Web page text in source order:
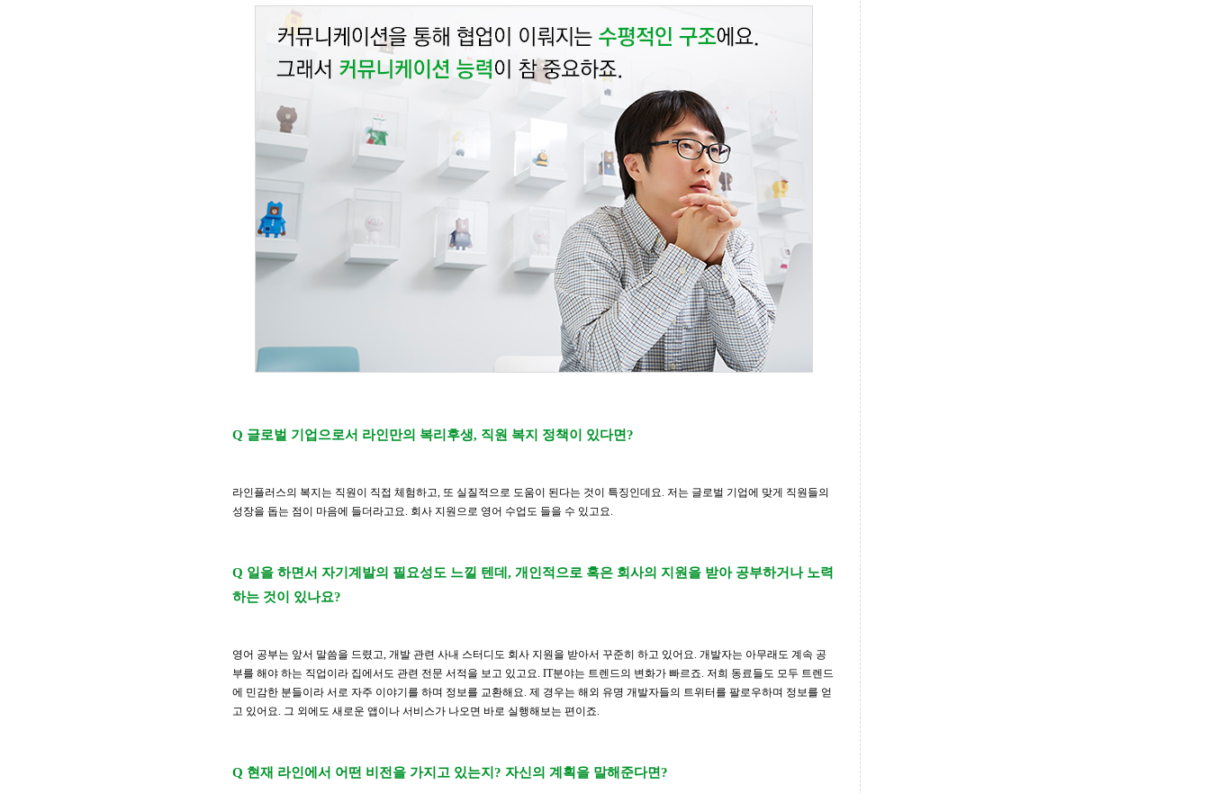
Q 글로벌 기업으로서 라인만의 복리후생, 직원 복지 정책이 있다면?
라인플러스의 복지는 직원이 직접 체험하고, 또 실질적으로 도움이 된다는 것이 특징인데요. 저는 글로벌 기업에 맞게 직원들의
성장을 돕는 점이 마음에 들더라고요. 회사 지원으로 영어 수업도 들을 수 있고요.
Q 일을 하면서 자기계발의 필요성도 느낄 텐데, 개인적으로 혹은 회사의 지원을 받아 공부하거나 노력
하는 것이 있나요?
영어 공부는 앞서 말씀을 드렸고, 개발 관련 사내 스터디도 회사 지원을 받아서 꾸준히 하고 있어요. 개발자는 아무래도 계속 공
부를 해야 하는 직업이라 집에서도 관련 전문 서적을 보고 있고요. IT분야는 트렌드의 변화가 빠르죠. 저희 동료들도 모두 트렌드
에 민감한 분들이라 서로 자주 이야기를 하며 정보를 교환해요. 제 경우는 해외 유명 개발자들의 트위터를 팔로우하며 정보를 얻
고 있어요. 그 외에도 새로운 앱이나 서비스가 나오면 바로 실행해보는 편이죠.
Q 현재 라인에서 어떤 비전을 가지고 있는지? 자신의 계획을 말해준다면?